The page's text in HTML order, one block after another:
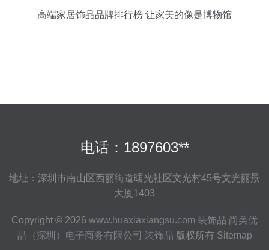
高端家居饰品品牌排行榜 让家美的像是博物馆
电话：1897603**
地址：深圳市南山区西丽街道曙光社区文光村45号文光丽景
大厦1403
Copyright © 2026 www.huaxiaxiangsu.com 装饰品 尚美优
品（深圳）电子商务有限公司 装饰品 版权所有 Sitemap